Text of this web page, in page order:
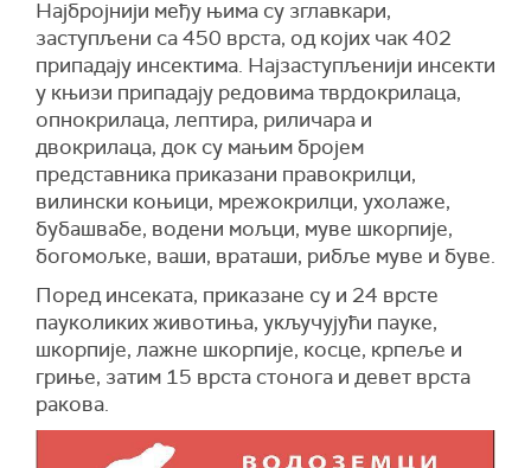
Најбројнији међу њима су зглавкари,
заступљени са 450 врста, од којих чак 402
припадају инсектима. Најзаступљенији инсекти
у књизи припадају редовима тврдокрилаца,
опнокрилаца, лептира, риличара и
двокрилаца, док су мањим бројем
представника приказани правокрилци,
вилински коњици, мрежокрилци, ухолаже,
бубашвабе, водени мољци, муве шкорпије,
богомољке, ваши, враташи, рибље муве и буве.
Поред инсеката, приказане су и 24 врсте
пауколиких животиња, укључујући пауке,
шкорпије, лажне шкорпије, косце, крпеље и
гриње, затим 15 врста стонога и девет врста
ракова.